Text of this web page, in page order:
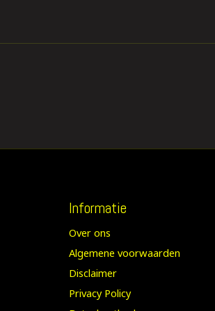
Informatie
Over ons
Algemene voorwaarden
Disclaimer
Privacy Policy